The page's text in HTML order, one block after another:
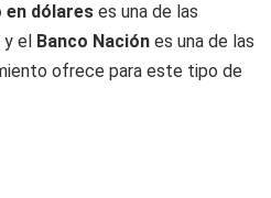
en dólares es una de las
y el Banco Nación es una de las
ofrece para este tipo de